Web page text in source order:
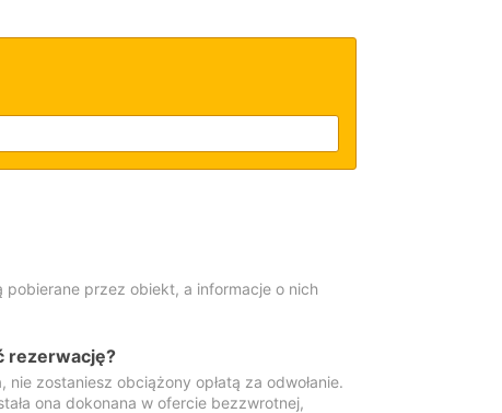
pobierane przez obiekt, a informacje o nich
rezerwację?
nie zostaniesz obciążony opłatą za odwołanie.
ona dokonana w ofercie bezzwrotnej,